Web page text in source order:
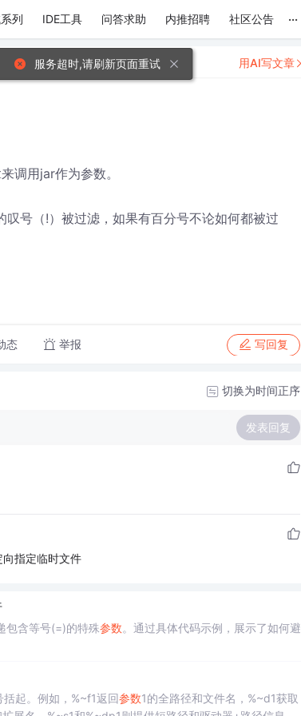
列 IDE工具 问答求助 内推招聘 社区公告 ...
调用jar作为参数。
号（!）被过滤，如果有百分号不论如何都被过
态 举报 写回复
用AI写文章
切换为时间正序
发表回复
指定临时文件
包含等号(=)的特殊参数。通过具体代码示例，展示了如何避
括起。例如，%~f1返回参数1的全路径和文件名，%~d1获取
服务超时,请刷新页面重试